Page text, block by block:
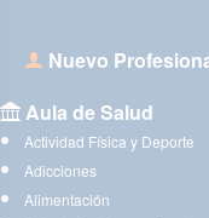
Nuevo
Aula de Salud
Actividad Física y Deporte
Adicciones
Alimentación